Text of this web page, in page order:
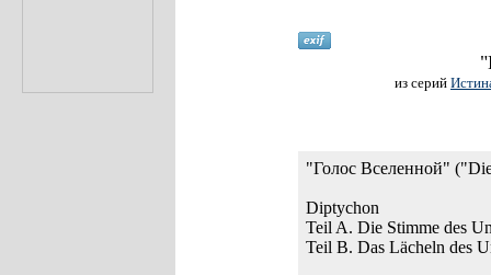
из серий
"Голос Вселенной"
Diptychon
Teil A. Die Stimme des
Teil B. Das Lächeln des